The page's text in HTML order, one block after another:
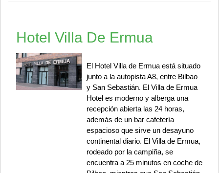
Hotel Villa De Ermua
El Hotel Villa de Ermua está situado
junto a la autopista A8, entre Bilbao
y San Sebastián. El Villa de Ermua
Hotel es moderno y alberga una
recepción abierta las 24 horas,
además de un bar cafetería
espacioso que sirve un desayuno
continental diario. El Villa de Ermua,
rodeado por la campiña, se
encuentra a 25 minutos en coche de